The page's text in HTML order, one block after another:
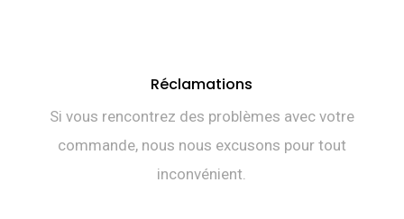
Réclamations
Si vous rencontrez des problèmes avec votre
commande, nous nous excusons pour tout
inconvénient.